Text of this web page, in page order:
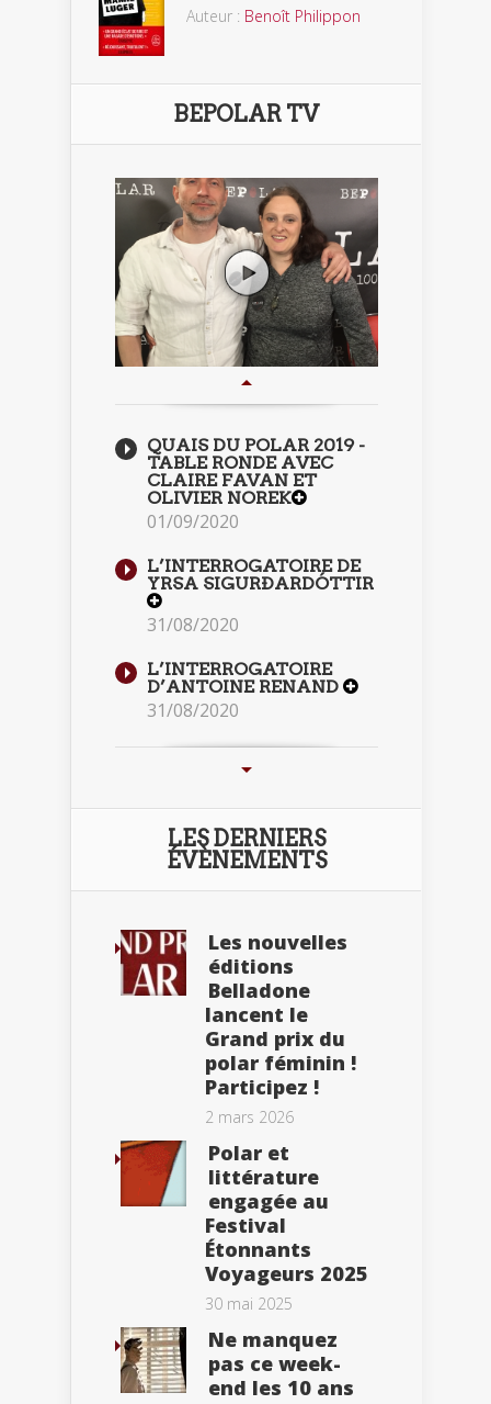
Auteur : Benoît Philippon
BEPOLAR TV
QUAIS DU POLAR 2019 -
TABLE RONDE AVEC
CLAIRE FAVAN ET
OLIVIER NOREK
01/09/2020
L’INTERROGATOIRE DE
YRSA SIGURÐARDÓTTIR
31/08/2020
L’INTERROGATOIRE
D’ANTOINE RENAND
31/08/2020
LES DERNIERS
ÉVÈNEMENTS
Les nouvelles
éditions
Belladone
lancent le
Grand prix du
polar féminin !
Participez !
2 mars 2026
Polar et
littérature
engagée au
Festival
Étonnants
Voyageurs 2025
30 mai 2025
Ne manquez
pas ce week-
end les 10 ans